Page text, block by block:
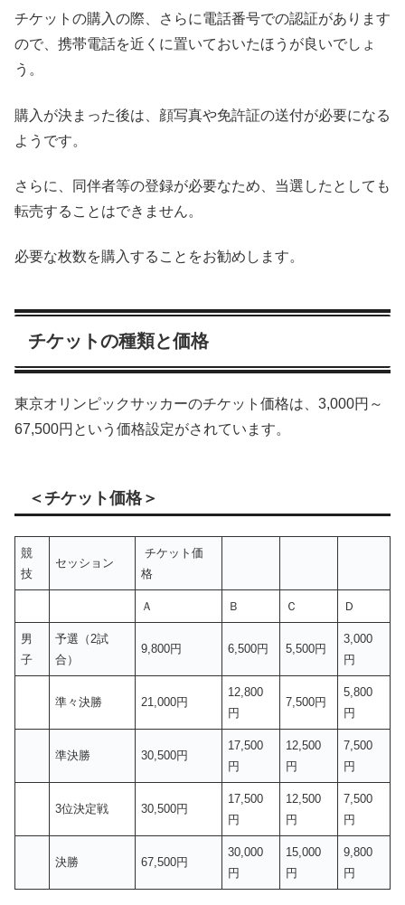
チケットの購入の際、さらに電話番号での認証があります
ので、携帯電話を近くに置いておいたほうが良いでしょ
う。
購入が決まった後は、顔写真や免許証の送付が必要になる
ようです。
さらに、同伴者等の登録が必要なため、当選したとしても
転売することはできません。
必要な枚数を購入することをお勧めします。
チケットの種類と価格
東京オリンピックサッカーのチケット価格は、3,000円～
67,500円という価格設定がされています。
＜チケット価格＞
競
技
セッション
チケット価
格
Ａ Ｂ Ｃ Ｄ
男
子
予選（2試
合）
9,800円 6,500円 5,500円
3,000
円
準々決勝 21,000円
12,800
円
7,500円
5,800
円
準決勝 30,500円
17,500
円
12,500
円
7,500
円
3位決定戦 30,500円
17,500
円
12,500
円
7,500
円
決勝 67,500円
30,000
円
15,000
円
9,800
円